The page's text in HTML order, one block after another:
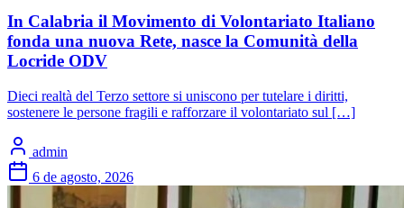
In Calabria il Movimento di Volontariato Italiano
fonda una nuova Rete, nasce la Comunità della
Locride ODV
Dieci realtà del Terzo settore si uniscono per tutelare i diritti,
sostenere le persone fragili e rafforzare il volontariato sul […]
admin
6 de agosto, 2026